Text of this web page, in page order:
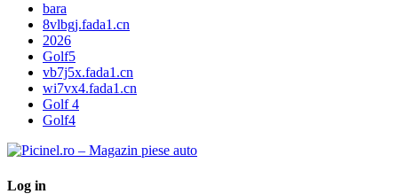
bara
8vlbgj.fada1.cn
2026
Golf5
vb7j5x.fada1.cn
wi7vx4.fada1.cn
Golf 4
Golf4
Log in